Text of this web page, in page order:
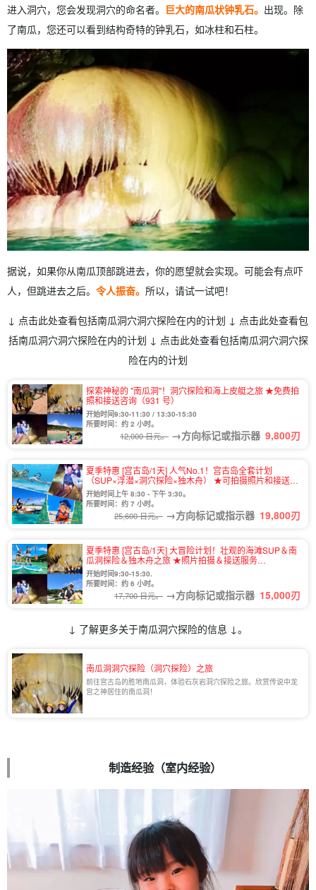
进入洞穴，您会发现洞穴的命名者。 巨大的南瓜状钟乳石。 出现。除
了南瓜，您还可以看到结构奇特的钟乳石，如冰柱和石柱。
据说，如果你从南瓜顶部跳进去，你的愿望就会实现。可能会有点吓
人，但跳进去之后。 令人振奋。 所以，请试一试吧！
↓ 点击此处查看包括南瓜洞穴洞穴探险在内的计划 ↓ 点击此处查看包
括南瓜洞穴洞穴探险在内的计划 ↓ 点击此处查看包括南瓜洞穴洞穴探
险在内的计划
探索神秘的 "南瓜洞"！洞穴探险和海上皮艇之旅 ★免费拍
照和接送咨询（931 号）
开始时间9:30-11:30 / 13:30-15:30
所要时间：约 2 小时。
12,000 日元。 →方向标记或指示器 9,800刃
夏季特惠 [宫古岛/1天] 人气No.1！宫古岛全套计划
（SUP×浮潜×洞穴探险×独木舟） ★可拍摄照片和接送
（No.911）
开始时间上午 8:30 - 下午 3:30。
所要时间：约 7 小时。
25,600 日元。 →方向标记或指示器 19,800刃
夏季特惠 [宫古岛/1天] 大冒险计划！壮观的海滩SUP＆南
瓜洞探险＆独木舟之旅 ★照片拍摄＆接送服务
（No.910）
开始时间9:30-15:30.
所要时间：约 6 小时。
17,700 日元。 →方向标记或指示器 15,000刃
↓ 了解更多关于南瓜洞穴探险的信息 ↓。
南瓜洞洞穴探险（洞穴探险）之旅
前往宫古岛的胜地南瓜洞，体验石灰岩洞穴探险之旅。欣赏传说中龙
宫之神居住的南瓜洞！
制造经验（室内经验）